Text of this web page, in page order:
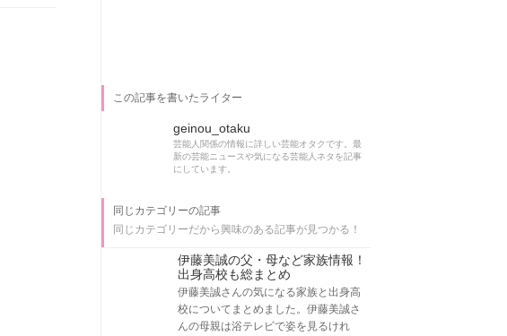
この記事を書いたライター
geinou_otaku
芸能人関係の情報に詳しい芸能オタクです。最
新の芸能ニュースや気になる芸能人ネタを記事
にしています。
同じカテゴリーの記事
同じカテゴリーだから興味のある記事が見つかる！
伊藤美誠の父・母など家族情報！
出身高校も総まとめ
伊藤美誠さんの気になる家族と出身高
校についてまとめました。伊藤美誠さ
んの母親は浴テレビで姿を見るけれ